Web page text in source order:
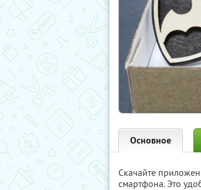
Основное
Скачайте
смартфона. Это